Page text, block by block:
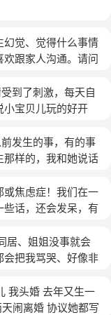
觉、觉得什么事情
跟家人沟通。请问
到了刺激，每天自
小宝贝儿玩的好开
问这是怎么了？
发生的事，有的事
样的，我和她说话
，她是不是精神
焦虑症！我们在一
话，还会发呆，有
说自己很痛苦，不
抑郁症，她总是极
居、姐姐没事就会
把我骂哭、好像非
我头婚 去年又生一
闹离婚 协议她都写